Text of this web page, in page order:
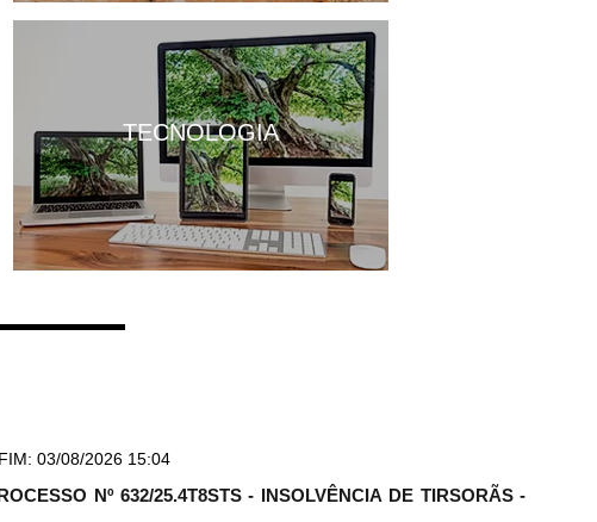
TECNOLOGIA
FIM: 03/08/2026 15:04
Nº 632/25.4T8STS - INSOLVÊNCIA DE TIRSORÃS -